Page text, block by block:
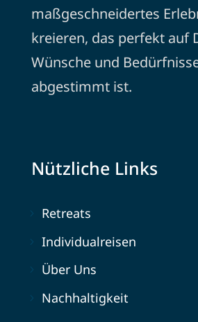
maßgeschneidertes
kreieren, das perfekt auf
Wünsche und
abgestimmt ist.
Nützliche Links
Retreats
Individualreisen
Über Uns
Nachhaltigkeit